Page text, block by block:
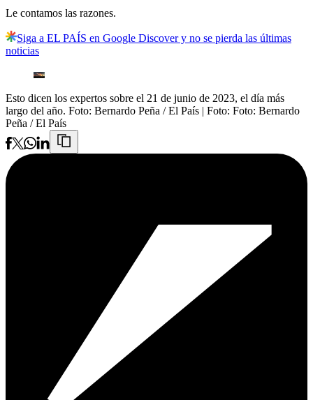
Le contamos las razones.
Siga a EL PAÍS en Google Discover y no se pierda las últimas
noticias
Esto dicen los expertos sobre el 21 de junio de 2023, el día más
largo del año. Foto: Bernardo Peña / El País | Foto: Foto: Bernardo
Peña / El País